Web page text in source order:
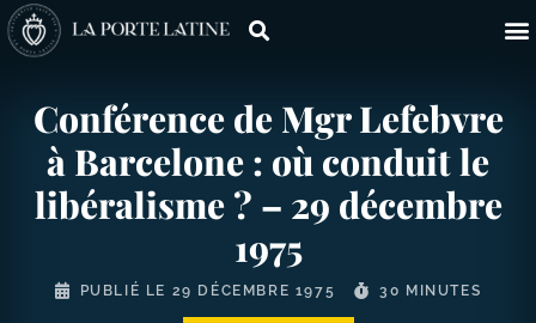
Conférence de Mgr Lefebvre
à Barcelone : où conduit le
libéralisme ? – 29 décembre
1975
PUBLIÉ LE 29 DÉCEMBRE 1975 30 MINUTES